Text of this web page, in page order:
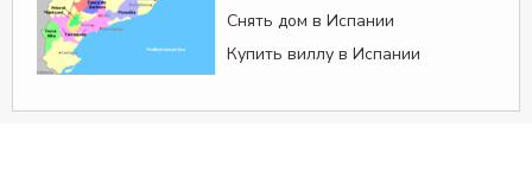
Снять дом в Испании
Купить виллу в Испании